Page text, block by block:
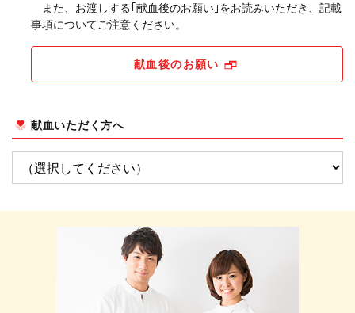
また、お渡しする｢献血後のお願い｣をお読みいただき、記載
事項についてご注意ください。
献血後のお願い
献血いただく方へ